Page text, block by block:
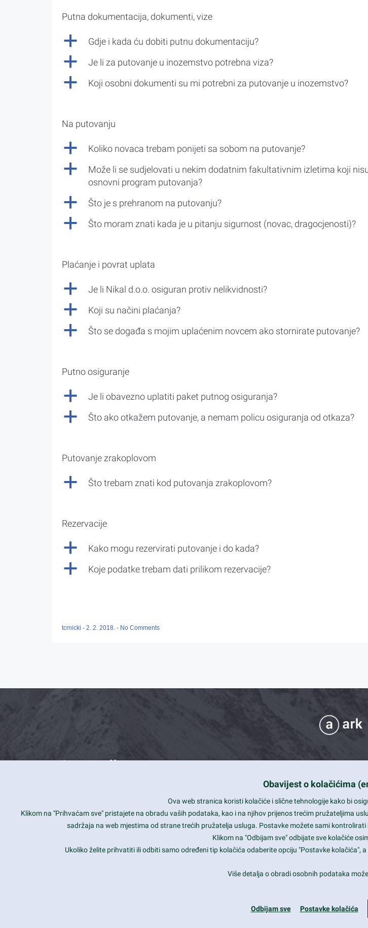
Putna dokumentacija, dokumenti, vize
a Gdje i kada ću dobiti putnu dokumentaciju?
a Je li za putovanje u inozemstvo potrebna viza?
a Koji osobni dokumenti su mi potrebni za putovanje u inozemstvo?
Na putovanju
a Koliko novaca trebam ponijeti sa sobom na putovanje?
a
Može li se sudjelovati u nekim dodatnim fakultativnim izletima koji
osnovni program putovanja?
a Što je s prehranom na putovanju?
a Što moram znati kada je u pitanju sigurnost (novac, dragocjenosti)?
Plaćanje i povrat uplata
a Je li Nikal d.o.o. osiguran protiv nelikvidnosti?
a Koji su načini plaćanja?
a Što se događa s mojim uplaćenim novcem ako stornirate putovanje?
Putno osiguranje
a Je li obavezno uplatiti paket putnog osiguranja?
a Što ako otkažem putovanje, a nemam policu osiguranja od otkaza?
Putovanje zrakoplovom
a Što trebam znati kod putovanja zrakoplovom?
Rezervacije
a Kako mogu rezervirati putovanje i do kada?
a Koje podatke trebam dati prilikom rezervacije?
tcrnicki - 2. 2. 2018. - No Comments
What we offer
Is your website user friendly?
Ark offers weekly stunning designs.
Why our customers love Ark?
Smart and beautiful design
Unlimited Eelements
Mobile ready
Obavijest o kolačićima
Ova web stranica koristi kolačiće i slične tehnologije kako bi
Klikom na "Prihvaćam sve" pristajete na obradu vaših podataka, kao i na njihov prijenos trećim pružateljima
sadržaja na web mjestima od strane trećih pružatelja usluga. Postavke možete sami
Klikom na "Odbijam sve" odbijate sve kolačiće
Ukoliko želite prihvatiti ili odbiti samo određeni tip kolačića odaberite opciju "Postavke
Više detalja o obradi osobnih podataka
Odbijam sve Postavke kolačića